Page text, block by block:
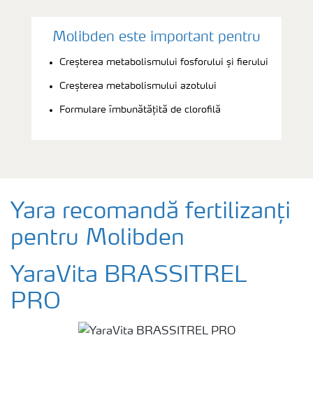
Molibden este important pentru
Creșterea metabolismului fosforului și fierului
Creșterea metabolismului azotului
Formulare îmbunătățită de clorofilă
Yara recomandă fertilizanți
pentru Molibden
YaraVita BRASSITREL
PRO